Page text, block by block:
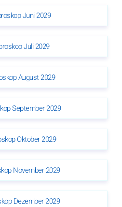
Juni 2029
Juli 2029
August 2029
September 2029
Oktober 2029
November 2029
Dezember 2029